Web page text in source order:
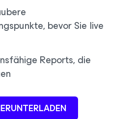
bevor Sie live
Reports, die